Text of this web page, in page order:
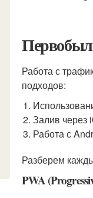
Работа с
подходов:
Залив через
Работа с
Разберем
PWA